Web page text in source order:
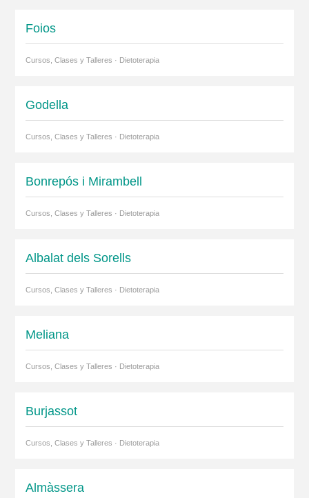
Foios
Cursos, Clases y Talleres · Dietoterapia
Godella
Cursos, Clases y Talleres · Dietoterapia
Bonrepós i Mirambell
Cursos, Clases y Talleres · Dietoterapia
Albalat dels Sorells
Cursos, Clases y Talleres · Dietoterapia
Meliana
Cursos, Clases y Talleres · Dietoterapia
Burjassot
Cursos, Clases y Talleres · Dietoterapia
Almàssera